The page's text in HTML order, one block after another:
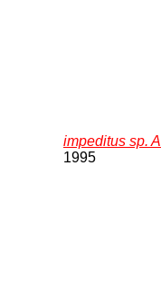
impeditus sp. A
1995